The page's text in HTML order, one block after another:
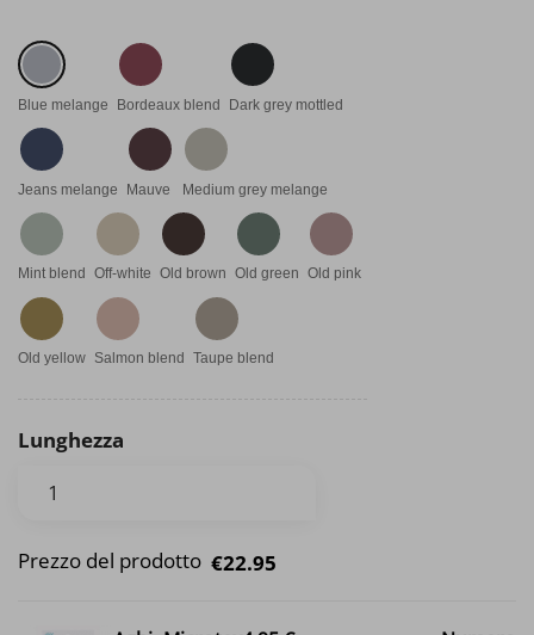
Blue melange Bordeaux blend Dark grey mottled
Jeans melange Mauve Medium grey melange
Mint blend Off-white Old brown Old green Old pink
Old yellow Salmon blend Taupe blend
Lunghezza
Prezzo del prodotto €22.95